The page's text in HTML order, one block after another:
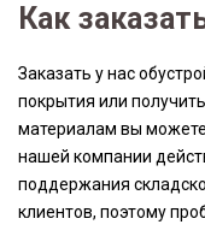
Как
Заказать у нас
покрытия или
материалам вы
нашей компании
поддержания
клиентов, поэтому